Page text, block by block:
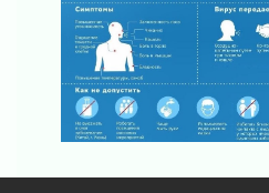
02 августа 2026
В Ивангороде
воробушка»
02 августа 2026
Юхла, мука, кантеле и
01 августа 2026